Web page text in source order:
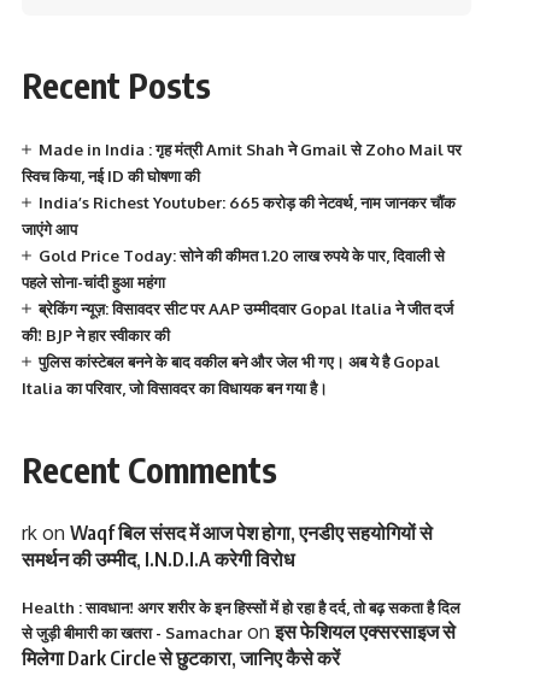
Recent Posts
Made in India : गृह मंत्री Amit Shah ने Gmail से Zoho Mail पर
स्विच किया, नई ID की घोषणा की
India’s Richest Youtuber: 665 करोड़ की नेटवर्थ, नाम जानकर चौंक
जाएंगे आप
Gold Price Today: सोने की कीमत 1.20 लाख रुपये के पार, दिवाली से
पहले सोना-चांदी हुआ महंगा
ब्रेकिंग न्यूज़: विसावदर सीट पर AAP उम्मीदवार Gopal Italia ने जीत दर्ज
की! BJP ने हार स्वीकार की
पुलिस कांस्टेबल बनने के बाद वकील बने और जेल भी गए। अब ये है Gopal
Italia का परिवार, जो विसावदर का विधायक बन गया है।
Recent Comments
rkon Waqf बिल संसद में आज पेश होगा, एनडीए सहयोगियों से
समर्थन की उम्मीद, I.N.D.I.A करेगी विरोध
Health : सावधान! अगर शरीर के इन हिस्सों में हो रहा है दर्द, तो बढ़ सकता है दिल
से जुड़ी बीमारी का खतरा - Samacharonइस फेशियल एक्सरसाइज से
मिलेगा Dark Circle से छुटकारा, जानिए कैसे करें